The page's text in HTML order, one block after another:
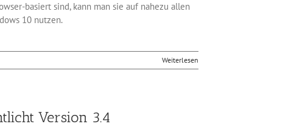
basiert sind, kann man sie auf nahezu allen
10 nutzen.
Weiterlesen
Version 3.4